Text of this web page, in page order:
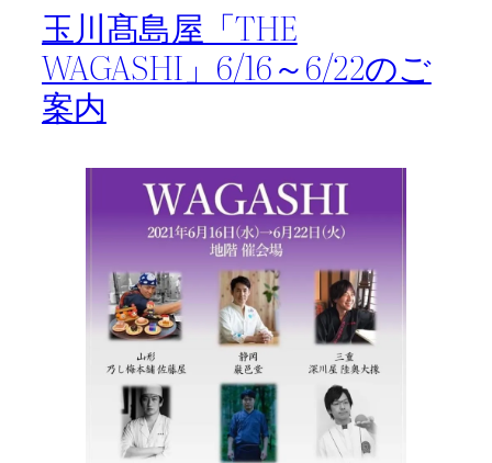
玉川髙島屋「THE
WAGASHI」6/16～6/22のご
案内